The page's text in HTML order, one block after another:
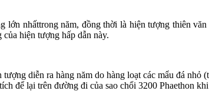
lớn nhấttrong năm, đồng thời là hiện tượng thiên
hiện tượng hấp dẫn này.
diễn ra hàng năm do hàng loạt các mẩu đá
để lại trên đường đi của sao chổi 3200 Phaethon